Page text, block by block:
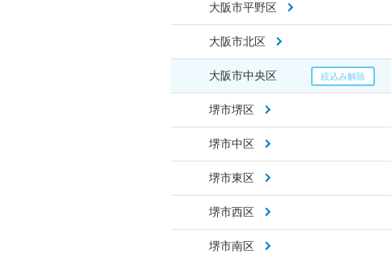
大阪市平野区
大阪市北区
大阪市中央区
堺市堺区
堺市中区
堺市東区
堺市西区
堺市南区